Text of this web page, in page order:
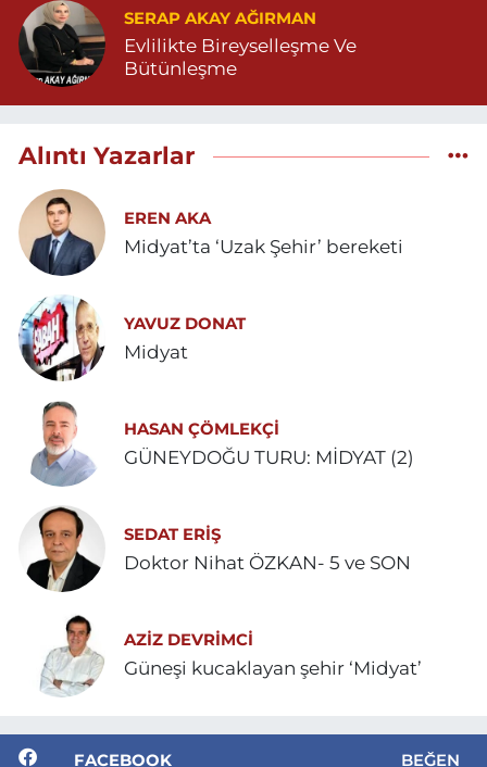
SERAP AKAY AĞIRMAN
Evlilikte Bireyselleşme Ve
Bütünleşme
Alıntı Yazarlar
EREN AKA
Midyat’ta ‘Uzak Şehir’ bereketi
YAVUZ DONAT
Midyat
HASAN ÇÖMLEKÇİ
GÜNEYDOĞU TURU: MİDYAT (2)
SEDAT ERİŞ
Doktor Nihat ÖZKAN- 5 ve SON
AZIZ DEVRIMCI
Güneşi kucaklayan şehir ‘Midyat’
FACEBOOK BEĞEN